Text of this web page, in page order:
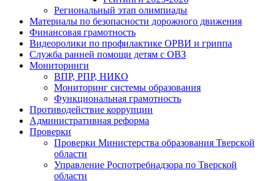
Региональный этап олимпиады
Материалы по безопасности дорожного движения
Финансовая грамотность
Видеоролики по профилактике ОРВИ и гриппа
Служба ранней помощи детям с ОВЗ
Мониторинги
ВПР, РПР, НИКО
Мониторинг системы образования
Функциональная грамотность
Противодействие коррупции
Административная реформа
Проверки
Проверки Министерства образования Тверской
области
Управление Роспотребнадзора по Тверской
области